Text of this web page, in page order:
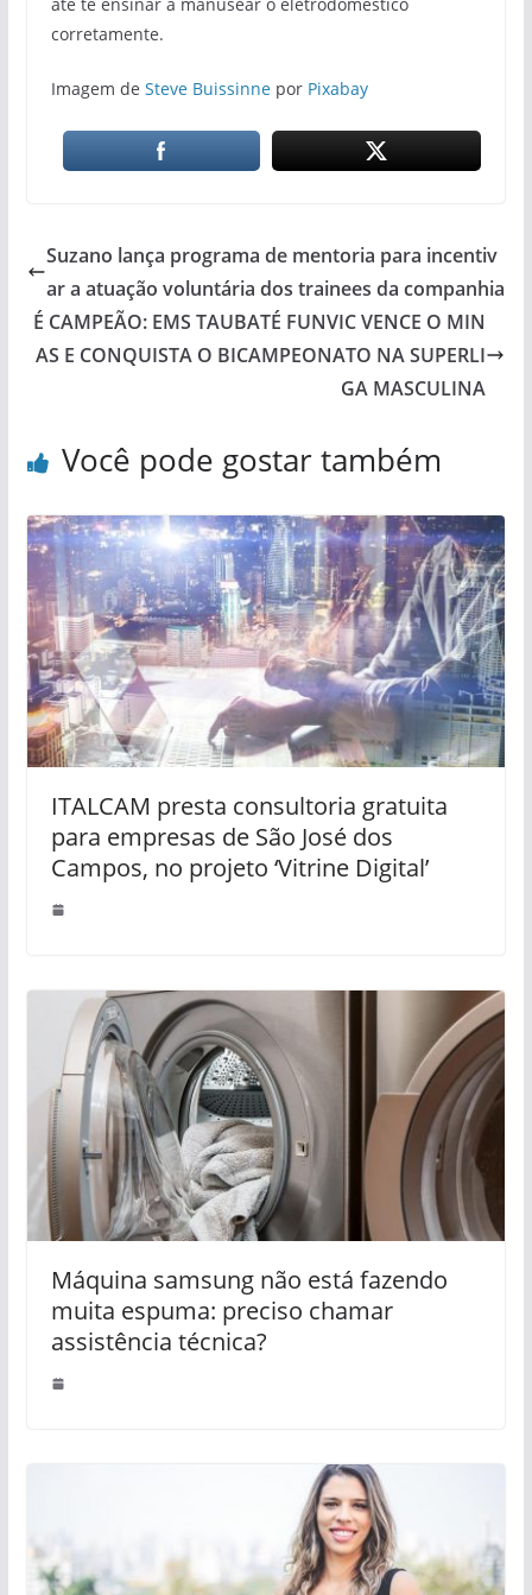
corretamente.
Imagem de Steve Buissinnepor Pixabay
Suzano lança programa de mentoria para incentiv
ar a atuação voluntária dos trainees da companhia
É CAMPEÃO: EMS TAUBATÉ FUNVIC VENCE O MIN
AS E CONQUISTA O BICAMPEONATO NA SUPERLI
GA MASCULINA
Você pode gostar também
ITALCAM presta consultoria gratuita
para empresas de São José dos
Campos, no projeto ‘Vitrine Digital’
Máquina samsung não está fazendo
muita espuma: preciso chamar
assistência técnica?